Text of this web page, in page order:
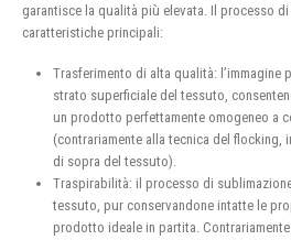
garantisce la qualità più elevata. Il processo di
caratteristiche principali:
Trasferimento di alta qualità: l’immagine
strato superficiale del tessuto,
un prodotto perfettamente omogeneo a
(contrariamente alla tecnica del flocking,
di sopra del tessuto).
Traspirabilità: il processo di
tessuto, pur conservandone intatte le
prodotto ideale in partita.